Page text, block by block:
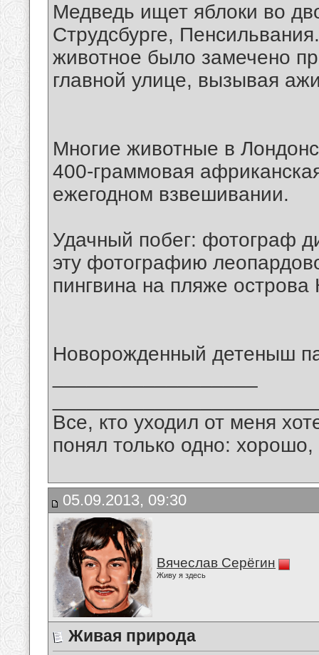
Медведь ищет яблоки во
Струдсбурге,
животное было замечено
главной улице, вызывая
Многие животные в
400-граммовая
ежегодном взвешивании.
Удачный побег: фотограф
эту фотографию
пингвина на пляже
Новорожденный детеныш
Все, кто уходил от меня
понял только одно:
05.09.2013, 09:30
Вячеслав Серёгин
Живу я здесь
Живая природа